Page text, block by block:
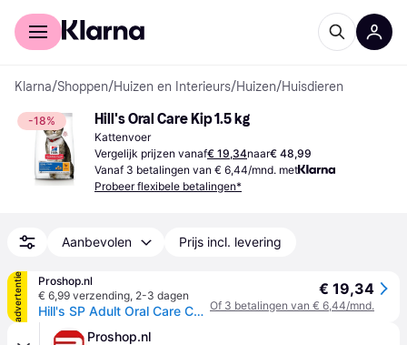
Voor shoppers
Klarna/Shoppen/Huizen en Interieurs/Huizen/Huisdieren
-18% Hill's Oral Care Kip 1.5 kg
Kattenvoer
Vergelijk prijzen vanaf€ 19,34naar€ 48,99
Vanaf 3 betalingen van € 6,44/mnd. met
Probeer flexibele betalingen*
Aanbevolen Prijs incl. levering
advertentie
Proshop.nl
€ 6,99 verzending, 2-3 dagen
Hill's SP Adult Oral Care Chicken - dry cat food - 1.5kg
€ 19,34
Of 3 betalingen van € 6,44/mnd.
Proshop.nl